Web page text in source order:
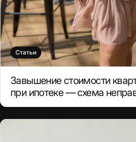
Статьи
Завышение стоимости
при ипотеке — схема